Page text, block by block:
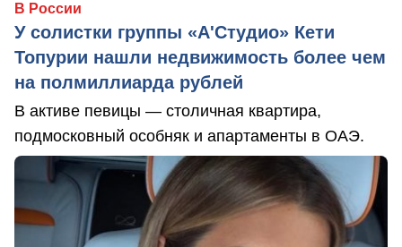
В России
У солистки группы «А'Студио» Кети
Топурии нашли недвижимость более чем
на полмиллиарда рублей
В активе певицы — столичная квартира,
подмосковный особняк и апартаменты в ОАЭ.